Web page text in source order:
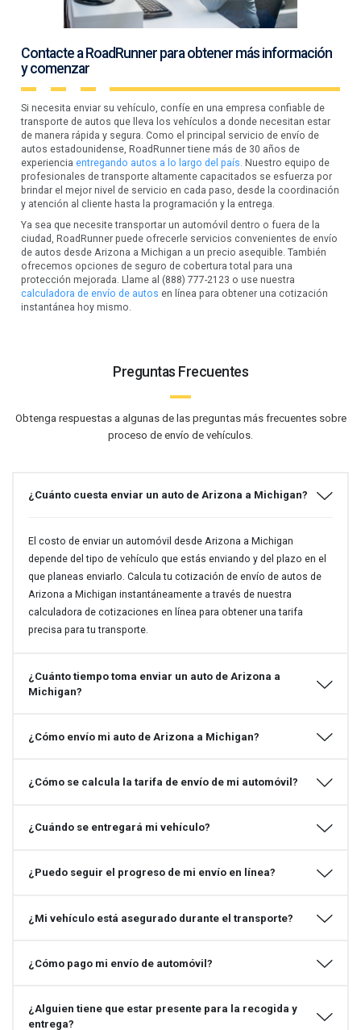
Contacte a RoadRunner para obtener más información
y comenzar
Si necesita enviar su vehículo, confíe en una empresa confiable de
transporte de autos que lleva los vehículos a donde necesitan estar
de manera rápida y segura. Como el principal servicio de envío de
autos estadounidense, RoadRunner tiene más de 30 años de
experienciaentregando autos a lo largo del país. Nuestro equipo de
profesionales de transporte altamente capacitados se esfuerza por
brindar el mejor nivel de servicio en cada paso, desde la coordinación
y atención al cliente hasta la programación y la entrega.
Ya sea que necesite transportar un automóvil dentro o fuera de la
ciudad, RoadRunner puede ofrecerle servicios convenientes de envío
de autos desde Arizona a Michigan a un precio asequible. También
ofrecemos opciones de seguro de cobertura total para una
protección mejorada. Llame al (888) 777-2123 o use nuestra
calculadora de envío de autos en línea para obtener una cotización
instantánea hoy mismo.
Preguntas Frecuentes
Obtenga respuestas a algunas de las preguntas más frecuentes sobre
proceso de envío de vehículos.
¿Cuánto cuesta enviar un auto de Arizona a Michigan?
El costo de enviar un automóvil desde Arizona a Michigan
depende del tipo de vehículo que estás enviando y del plazo en el
que planeas enviarlo. Calcula tu cotización de envío de autos de
Arizona a Michigan instantáneamente a través de nuestra
calculadora de cotizaciones en línea para obtener una tarifa
precisa para tu transporte.
¿Cuánto tiempo toma enviar un auto de Arizona a
Michigan?
¿Cómo envío mi auto de Arizona a Michigan?
¿Cómo se calcula la tarifa de envío de mi automóvil?
¿Cuándo se entregará mi vehículo?
¿Puedo seguir el progreso de mi envío en línea?
¿Mi vehículo está asegurado durante el transporte?
¿Cómo pago mi envío de automóvil?
¿Alguien tiene que estar presente para la recogida y
entrega?